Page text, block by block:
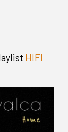
HIFI